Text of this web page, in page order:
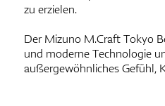
zu erzielen.
Der Mizuno M.Craft Tokyo
und moderne Technologie
außergewöhnliches Gefühl,